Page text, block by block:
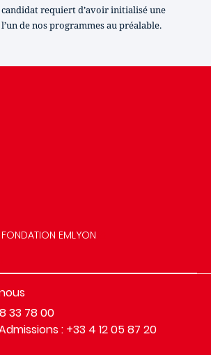
candidat requiert d’avoir initialisé une
de nos programmes au préalable.
EMLYON
33 78 00
: +33 4 12 05 87 20